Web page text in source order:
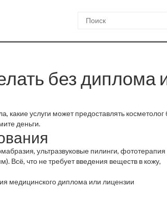
без диплома
какие услуги может предоставлять косметолог
деньги.
ультразвуковые пилинги, фототерапия
Всё, что не требует введения веществ в кожу,
медицинского диплома или лицензии